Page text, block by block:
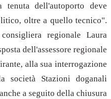
tenuta dell'autoporto deve
oltre a quello tecnico".
regionale Laura
dell'assessore regionale
alla sua interrogazione
società Stazioni doganali
a seguito della chiusura